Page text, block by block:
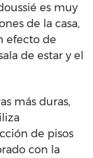
es muy
de la casa,
efecto de
de estar y el
más duras,
de pisos
con la